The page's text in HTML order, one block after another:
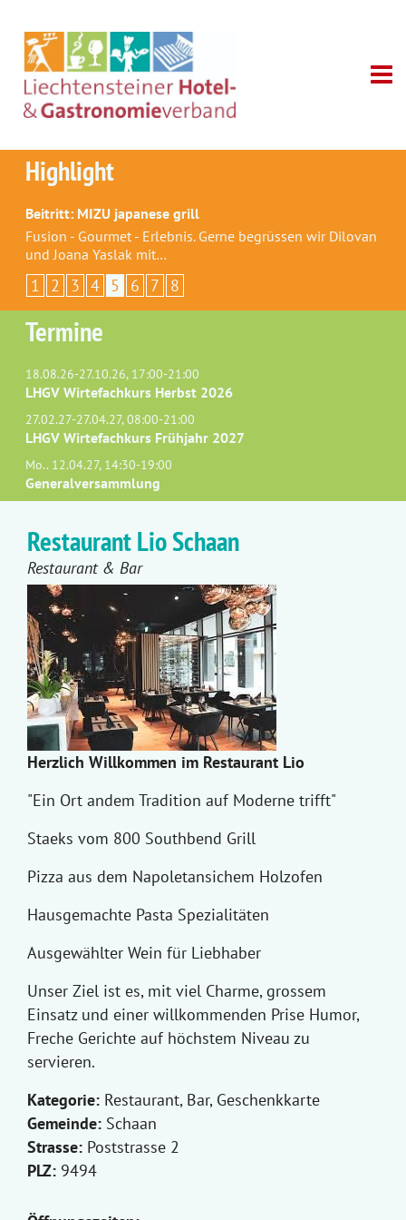
Highlight
Beitritt: MIZU japanese grill
Fusion - Gourmet - Erlebnis. Gerne begrüssen wir Dilovan
und Joana Yaslak mit…
1 2 3 4 5 6 7 8
Termine
18.08.26-27.10.26, 17:00-21:00
LHGV Wirtefachkurs Herbst 2026
27.02.27-27.04.27, 08:00-21:00
LHGV Wirtefachkurs Frühjahr 2027
Mo.. 12.04.27, 14:30-19:00
Generalversammlung
Restaurant Lio Schaan
Restaurant & Bar
Herzlich Willkommen im Restaurant Lio
"Ein Ort andem Tradition auf Moderne trifft"
Staeks vom 800 Southbend Grill
Pizza aus dem Napoletansichem Holzofen
Hausgemachte Pasta Spezialitäten
Ausgewählter Wein für Liebhaber
Unser Ziel ist es, mit viel Charme, grossem
Einsatz und einer willkommenden Prise Humor,
Freche Gerichte auf höchstem Niveau zu
servieren.
Kategorie: Restaurant, Bar, Geschenkkarte
Gemeinde: Schaan
Strasse: Poststrasse 2
PLZ: 9494